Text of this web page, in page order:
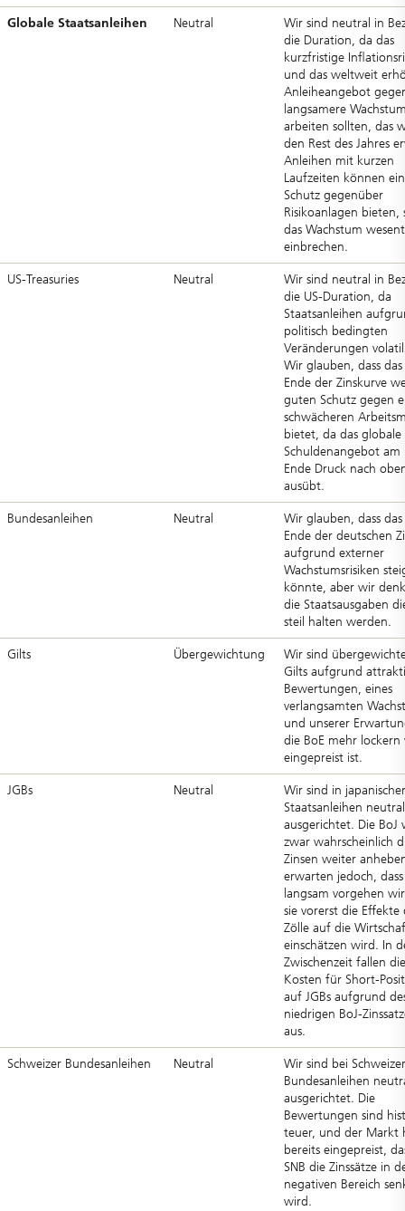
Globale Staatsanleihen Neutral
Wir sind neutral in
die Duration, da das
kurzfristige
und das weltweit
Anleiheangebot
langsamere
arbeiten sollten, das
den Rest des Jahres
Anleihen mit kurzen
Laufzeiten können
Schutz gegenüber
Risikoanlagen bieten,
das Wachstum
einbrechen.
US-Treasuries Neutral
Wir sind neutral in
die US-Duration, da
Staatsanleihen
politisch bedingten
Veränderungen
Wir glauben, dass
Ende der Zinskurve
guten Schutz gegen
schwächeren
bietet, da das globale
Schuldenangebot am
Ende Druck nach
ausübt.
Bundesanleihen Neutral
Wir glauben, dass
Ende der deutschen
aufgrund externer
Wachstumsrisiken
könnte, aber wir
die Staatsausgaben
steil halten werden.
Gilts Übergewichtung
Wir sind
Gilts aufgrund
Bewertungen, eines
verlangsamten
und unserer
die BoE mehr lockern
eingepreist ist.
JGBs Neutral
Wir sind in
Staatsanleihen neutral
ausgerichtet. Die BoJ
zwar wahrscheinlich
Zinsen weiter
erwarten jedoch, dass
langsam vorgehen
sie vorerst die Effekte
Zölle auf die
einschätzen wird. In
Zwischenzeit fallen
Kosten für Short-
auf JGBs aufgrund
niedrigen BoJ-
aus.
Schweizer Bundesanleihen Neutral
Wir sind bei Schweizer
Bundesanleihen
ausgerichtet. Die
Bewertungen sind
teuer, und der Markt
bereits eingepreist,
SNB die Zinssätze in
negativen Bereich
wird.